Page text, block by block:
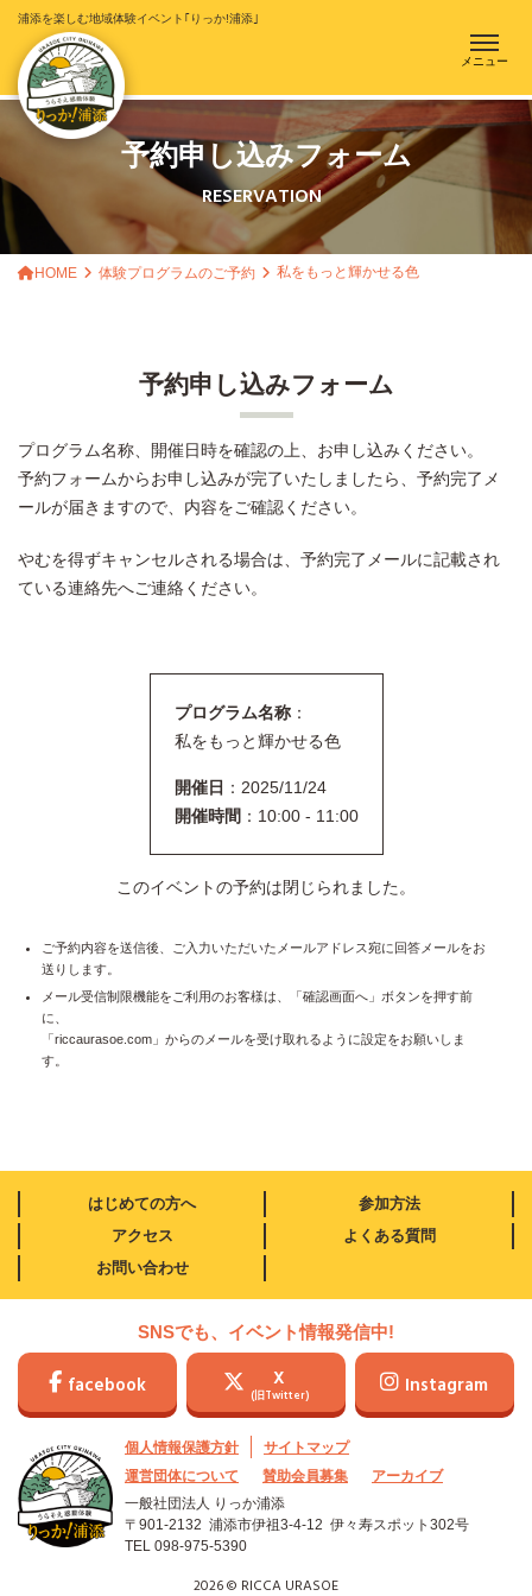
浦添を楽しむ地域体験イベント｢りっか!浦添｣
メニュー
予約申し込みフォーム
RESERVATION
HOME 体験プログラムのご予約 私をもっと輝かせる色
予約申し込みフォーム
プログラム名称、開催日時を確認の上、お申し込みください。
予約フォームからお申し込みが完了いたしましたら、予約完了メ
ールが届きますので、内容をご確認ください。
やむを得ずキャンセルされる場合は、予約完了メールに記載され
ている連絡先へご連絡ください。
プログラム名称：
私をもっと輝かせる色
開催日 ：2025/11/24
開催時間 ：10:00 - 11:00
このイベントの予約は閉じられました。
ご予約内容を送信後、ご入力いただいたメールアドレス宛に回答メールをお
送りします。
メール受信制限機能をご利用のお客様は、「確認画面へ」ボタンを押す前
に、
「riccaurasoe.com」からのメールを受け取れるように設定をお願いしま
す。
はじめての方へ
参加方法
アクセス
よくある質問
お問い合わせ
SNSでも、イベント情報発信中!
facebook X
(旧Twitter) Instagram
個人情報保護方針
サイトマップ
運営団体について
賛助会員募集
アーカイブ
一般社団法人 りっか浦添
〒901-2132 浦添市伊祖3-4-12 伊々寿スポット302号
TEL 098-975-5390
2026 © RICCA URASOE